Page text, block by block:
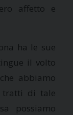
affetto e
ha le sue
il volto
abbiamo
tratti di tale
possiamo